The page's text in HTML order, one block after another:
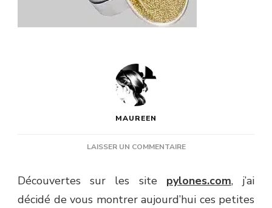
MAUREEN
LAISSER UN COMMENTAIRESUR
VALENTIN
:
Découvertes sur les site pylones.com, j’ai
décidé de vous montrer aujourd’hui ces petites